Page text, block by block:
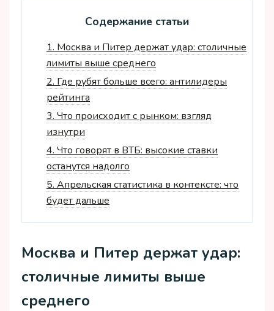
Содержание статьи
1. Москва и Питер держат удар: столичные
лимиты выше среднего
2. Где рубят больше всего: антилидеры
рейтинга
3. Что происходит с рынком: взгляд
изнутри
4. Что говорят в ВТБ: высокие ставки
останутся надолго
5. Апрельская статистика в контексте: что
будет дальше
Москва и Питер держат удар:
столичные лимиты выше
среднего